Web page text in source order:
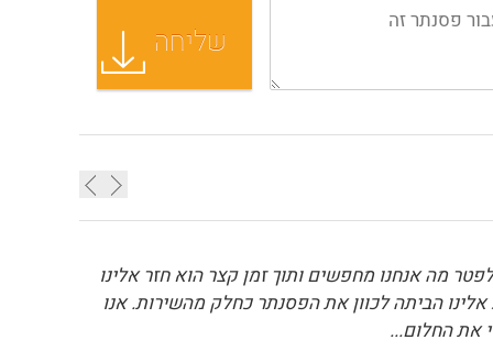
מה אנחנו מחפשים ותוך זמן קצר הוא חזר אלינו
הביתה לכוון את הפסנתר כחלק מהשירות. אנו
את החלום...